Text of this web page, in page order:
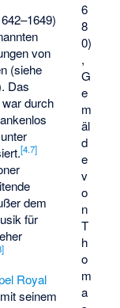
6
8
0)
,
G
e
m
äl
d
e
v
o
n
T
h
o
m
a
von
(siehe
Das
durch
[4.7]
dem
für
]
Royal
seinem